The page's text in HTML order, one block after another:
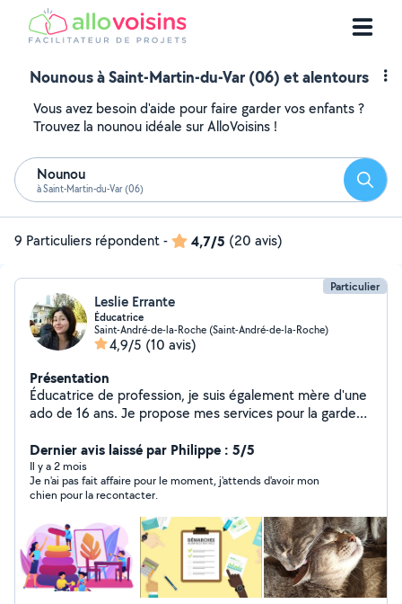
Nounous à Saint-Martin-du-Var (06) et alentours
Vous avez besoin d'aide pour faire garder vos enfants ?
Trouvez la nounou idéale sur AlloVoisins !
Nounou
à Saint-Martin-du-Var (06)
9 Particuliers répondent- 4,7/5 (20 avis)
Particulier
Leslie Errante
Éducatrice
Saint-André-de-la-Roche (Saint-André-de-la-Roche)
4,9/5 (10 avis)
Présentation
Éducatrice de profession, je suis également mère d'une
ado de 16 ans. Je propose mes services pour la garde
également de m'occuper de vos animaux lors de vos
absences, visites et promenades.
Dernier avis laissé par Philippe : 5/5
Il y a 2 mois
Je n'ai pas fait affaire pour le moment, j'attends d'avoir mon
chien pour la recontacter.